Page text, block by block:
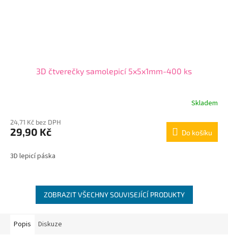
3D čtverečky samolepicí 5x5x1mm-400 ks
Skladem
24,71 Kč bez DPH
29,90 Kč Do košíku
3D lepicí páska
ZOBRAZIT VŠECHNY SOUVISEJÍCÍ PRODUKTY
Popis Diskuze